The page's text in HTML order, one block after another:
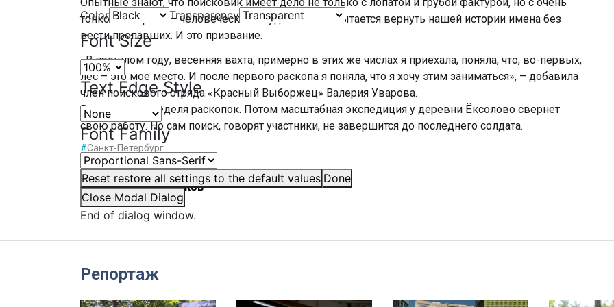
Color Transparency
Font Size
Text Edge Style
Font Family
Reset restore all settings to the default values Done
Close Modal Dialog
End of dialog window.
тонкой материей – человеческими судьбами. Он пытается вернуть нашей истории имена без
вести пропавших. И это призвание.
«В прошлом году, весенняя вахта, примерно в этих же числах я приехала, поняла, что, во-первых,
лес – это мое место. И после первого раскопа я поняла, что я хочу этим заниматься», – добавила
член поискового отряда «Красный Выборжец» Валерия Уварова.
Впереди еще неделя раскопок. Потом масштабная экспедиция у деревни Ёксолово свернет
свою работу. Но сам поиск, говорят участники, не завершится до последнего солдата.
#Санкт-Петербург
Автор:Олег Чеченков
Репортаж